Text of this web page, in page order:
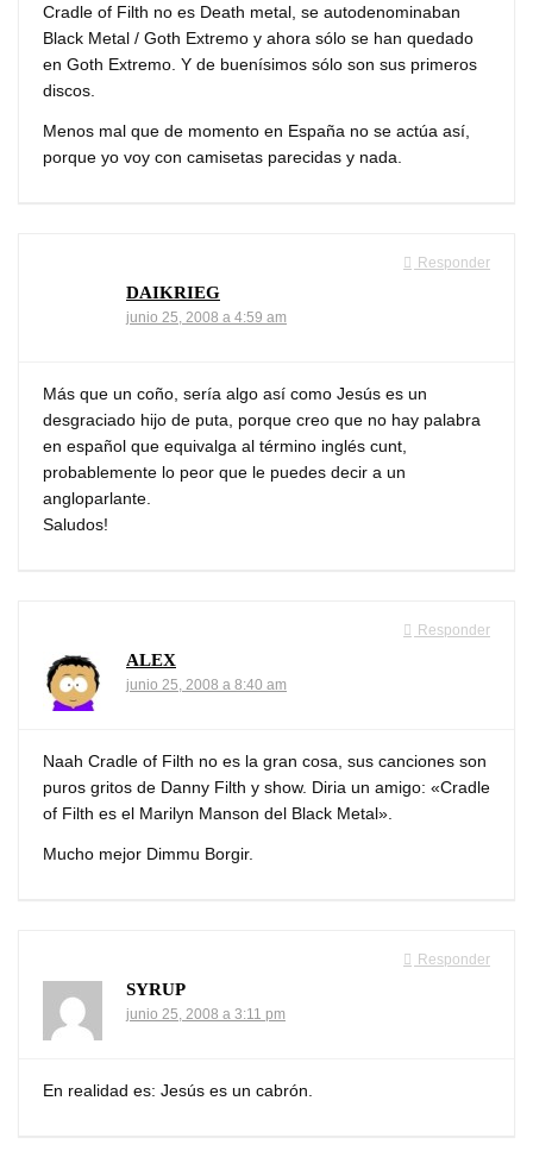
Cradle of Filth no es Death metal, se autodenominaban
Black Metal / Goth Extremo y ahora sólo se han quedado
en Goth Extremo. Y de buenísimos sólo son sus primeros
discos.
Menos mal que de momento en España no se actúa así,
porque yo voy con camisetas parecidas y nada.
Responder
DAIKRIEG
junio 25, 2008 a 4:59 am
Más que un coño, sería algo así como Jesús es un
desgraciado hijo de puta , porque creo que no hay palabra
en español que equivalga al término inglés cunt
probablemente lo peor que le puedes decir a un
angloparlante.
Saludos!
Responder
ALEX
junio 25, 2008 a 8:40 am
Naah Cradle of Filth no es la gran cosa, sus canciones son
puros gritos de Danny Filth y show. Diria un amigo: «Cradle
of Filth es el Marilyn Manson del Black Metal».
Mucho mejor Dimmu Borgir.
Responder
SYRUP
junio 25, 2008 a 3:11 pm
En realidad es: Jesús es un cabrón.